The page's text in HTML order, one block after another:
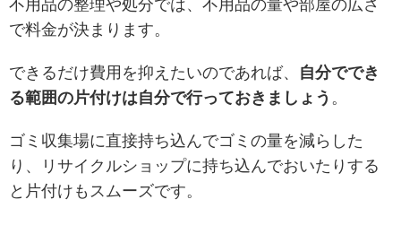
不用品の整理や処分では、不用品の量や部屋の広さ
で料金が決まります。
できるだけ費用を抑えたいのであれば、 自分ででき
る範囲の片付けは自分で行っておきましょう 。
ゴミ収集場に直接持ち込んでゴミの量を減らした
り、リサイクルショップに持ち込んでおいたりする
と片付けもスムーズです。